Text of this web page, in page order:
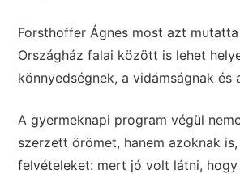
Forsthoffer Ágnes most azt
Országház falai között is lehet
könnyedségnek, a vidámságnak és
A gyermeknapi program végül
szerzett örömet, hanem azoknak
felvételeket: mert jó volt látni, hogy